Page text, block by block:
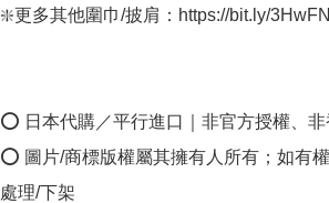
❇️更多其他圍巾/披肩：https://bit.ly/
⭕ 日本代購／平行進口｜非官方授權、
⭕ 圖片/商標版權屬其擁有人所有；如有
處理/下架